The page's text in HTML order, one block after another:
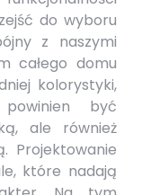
do wyboru
z naszymi
całego domu
kolorystyki,
być
ale również
Projektowanie
które nadają